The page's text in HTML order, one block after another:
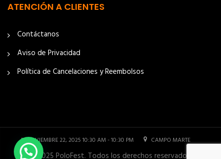
ATENCIÓN A CLIENTES
Contáctanos
Aviso de Privacidad
Política de Cancelaciones y Reembolsos
NOVIEMBRE 22, 2025 10:30 AM - 10:30 PM CAMPO MARTE
© 2025 PoloFest. Todos los derechos reservados.